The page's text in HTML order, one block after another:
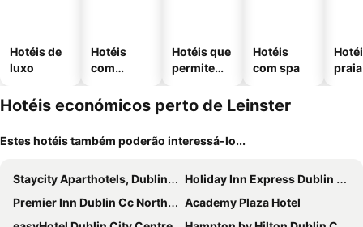
Hotéis de
luxo
Hotéis
com
Hotéis que
permitem
Hotéis
com spa
praia
Hotéis económicos perto de Leinster
Estes hotéis também poderão interessá-lo...
Staycity Aparthotels, Dublin, City Centre
Holiday Inn Express Dublin City Centre By Ihg
Premier Inn Dublin Cc North Docklands
Academy Plaza Hotel